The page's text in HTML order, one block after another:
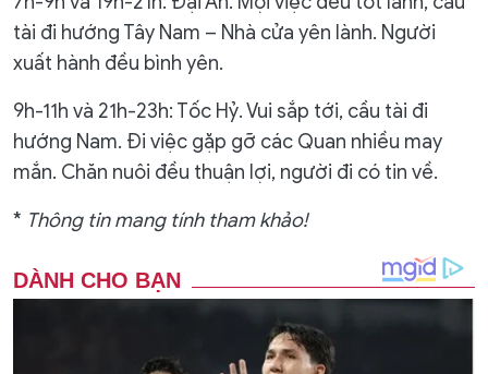
tài đi hướng Tây Nam – Nhà cửa yên lành. Người
xuất hành đều bình yên.
9h-11h và 21h-23h: Tốc Hỷ. Vui sắp tới, cầu tài đi
hướng Nam. Đi việc gặp gỡ các Quan nhiều may
mắn. Chăn nuôi đều thuận lợi, người đi có tin về.
* Thông tin mang tính tham khảo!